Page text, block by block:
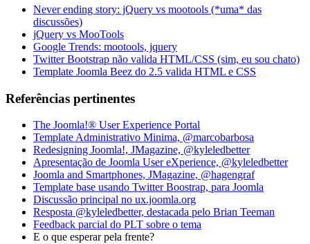
Never ending story: jQuery vs mootools (*uma* das
discussões)
jQuery vs MooTools
Google Trends: mootools, jquery
Twitter Bootstrap não valida HTML/CSS (sim, eu sou chato)
Template Joomla Beez do 2.5 valida HTML e CSS
Referências pertinentes
The Joomla!® User Experience Portal
Template Administrativo Minima, @marcobarbosa
Redesigning Joomla!, JMagazine, @kyleledbetter
Apresentação de Joomla User eXperience, @kyleledbetter
Joomla and Smartphones, JMagazine, @hagengraf
Template base usando Twitter Boostrap, para Joomla
Discussão principal no ux.joomla.org
Resposta @kyleledbetter, destacada pelo Brian Teeman
Feedback parcial do PLT sobre o tema
E o que esperar pela frente?